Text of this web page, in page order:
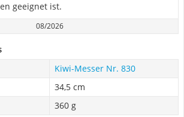
geeignet ist.
08/2026
Kiwi-Messer Nr. 830
34,5 cm
360 g